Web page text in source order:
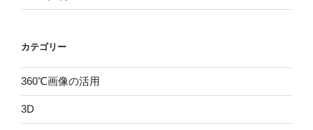
カテゴリー
360℃画像の活用
3D